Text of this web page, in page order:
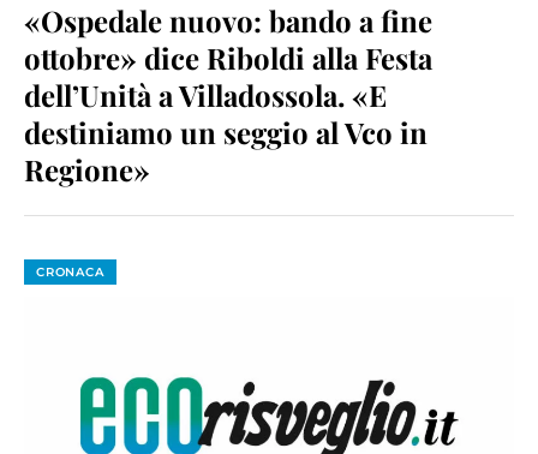
«Ospedale nuovo: bando a fine
ottobre» dice Riboldi alla Festa
dell’Unità a Villadossola. «E
destiniamo un seggio al Vco in
Regione»
CRONACA